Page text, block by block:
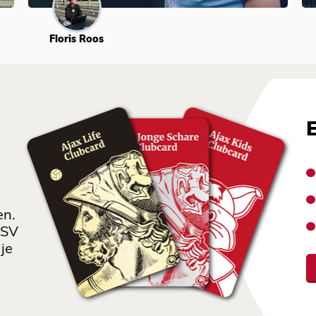
Floris Roos